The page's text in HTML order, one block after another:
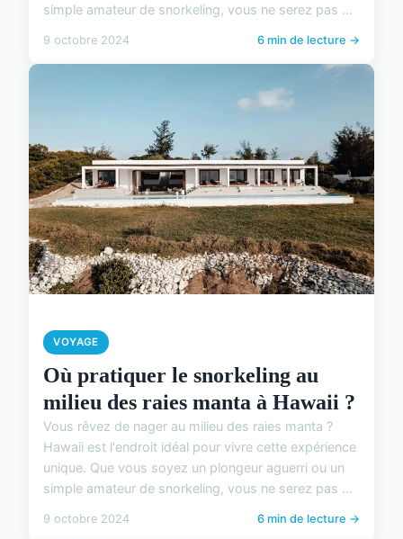
simple amateur de snorkeling, vous ne serez pas ...
9 octobre 2024 6 min de lecture →
VOYAGE
Où pratiquer le snorkeling au
milieu des raies manta à Hawaii ?
Vous rêvez de nager au milieu des raies manta ?
Hawaii est l'endroit idéal pour vivre cette expérience
unique. Que vous soyez un plongeur aguerri ou un
simple amateur de snorkeling, vous ne serez pas ...
9 octobre 2024 6 min de lecture →